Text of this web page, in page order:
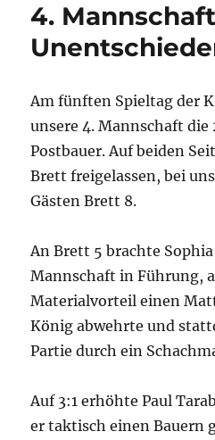
4.
Am fünften Spieltag der
unsere 4. Mannschaft die
Postbauer. Auf beiden
Brett freigelassen, bei
Gästen Brett 8.
An Brett 5 brachte
Mannschaft in Führung,
Materialvorteil einen
König abwehrte und
Partie durch ein
Auf 3:1 erhöhte Paul
er taktisch einen Bauern